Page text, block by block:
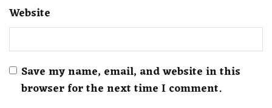
Website
Save my name, email, and website in this
browser for the next time I comment.